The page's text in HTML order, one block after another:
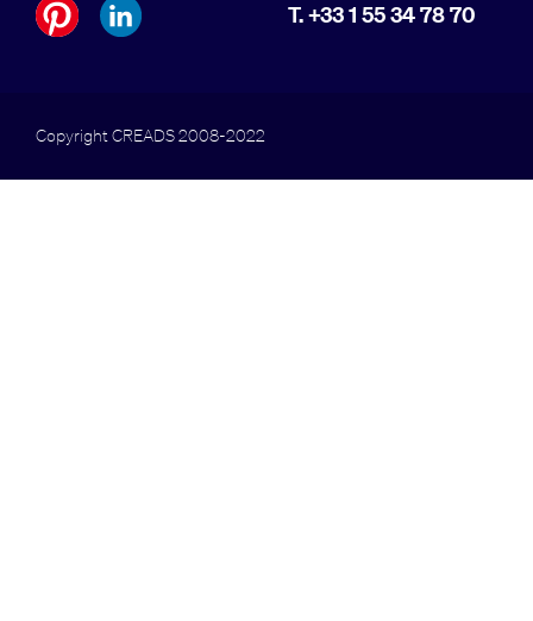
T. +33 1 55 34 78 70
Copyright CREADS 2008-2022